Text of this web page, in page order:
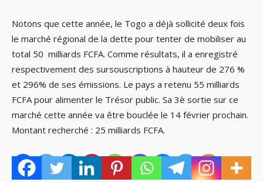
Notons que cette année, le Togo a déjà sollicité deux fois
le marché régional de la dette pour tenter de mobiliser au
total 50 milliards FCFA. Comme résultats, il a enregistré
respectivement des sursouscriptions à hauteur de 276 %
et 296% de ses émissions. Le pays a retenu 55 milliards
FCFA pour alimenter le Trésor public. Sa 3è sortie sur ce
marché cette année va être bouclée le 14 février prochain.
Montant recherché : 25 milliards FCFA.